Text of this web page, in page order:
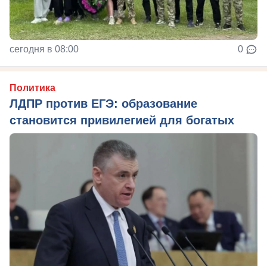
сегодня в 08:00 0
Политика
ЛДПР против ЕГЭ: образование
становится привилегией для богатых